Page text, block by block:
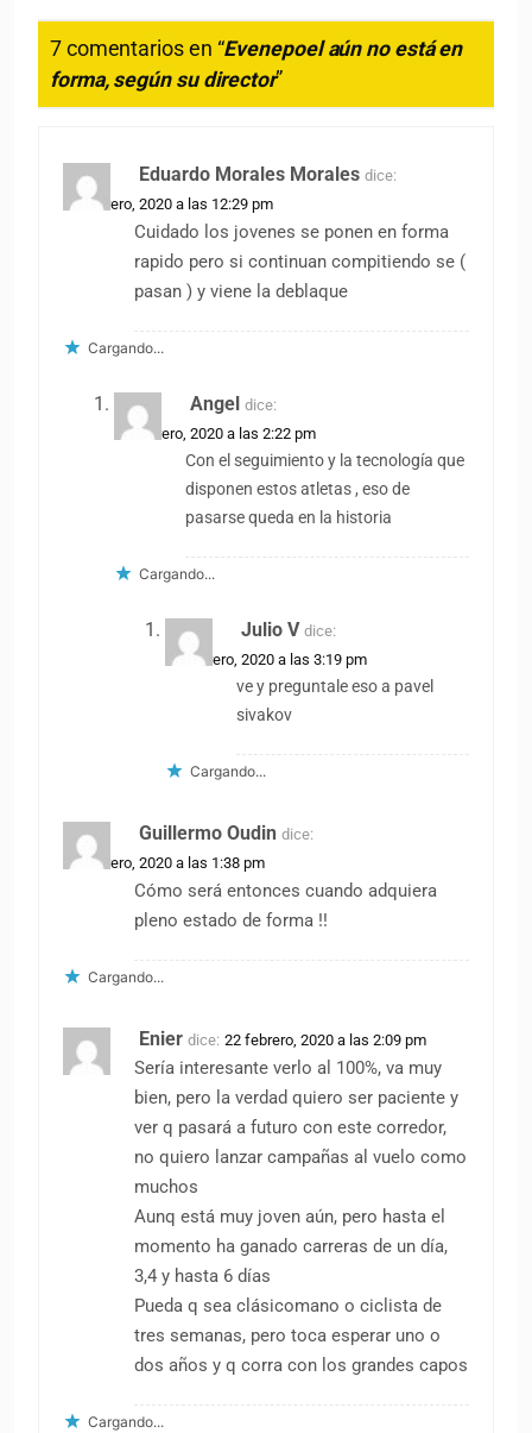
7 comentarios en “Evenepoel aún no está en
forma, según su director”
Eduardo Morales Morales dice:
22 febrero, 2020 a las 12:29 pm
Cuidado los jovenes se ponen en forma
rapido pero si continuan compitiendo se (
pasan ) y viene la deblaque
Cargando...
Angel dice:
22 febrero, 2020 a las 2:22 pm
Con el seguimiento y la tecnología que
disponen estos atletas , eso de
pasarse queda en la historia
Cargando...
Julio V dice:
22 febrero, 2020 a las 3:19 pm
ve y preguntale eso a pavel
sivakov
Cargando...
Guillermo Oudin dice:
22 febrero, 2020 a las 1:38 pm
Cómo será entonces cuando adquiera
pleno estado de forma !!
Cargando...
Enier dice: 22 febrero, 2020 a las 2:09 pm
Sería interesante verlo al 100%, va muy
bien, pero la verdad quiero ser paciente y
ver q pasará a futuro con este corredor,
no quiero lanzar campañas al vuelo como
muchos
Aunq está muy joven aún, pero hasta el
momento ha ganado carreras de un día,
3,4 y hasta 6 días
Pueda q sea clásicomano o ciclista de
tres semanas, pero toca esperar uno o
dos años y q corra con los grandes capos
Cargando...